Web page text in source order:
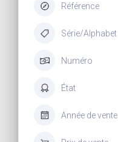
Référence
Série/Alphabet
Numéro
État
Année de vente